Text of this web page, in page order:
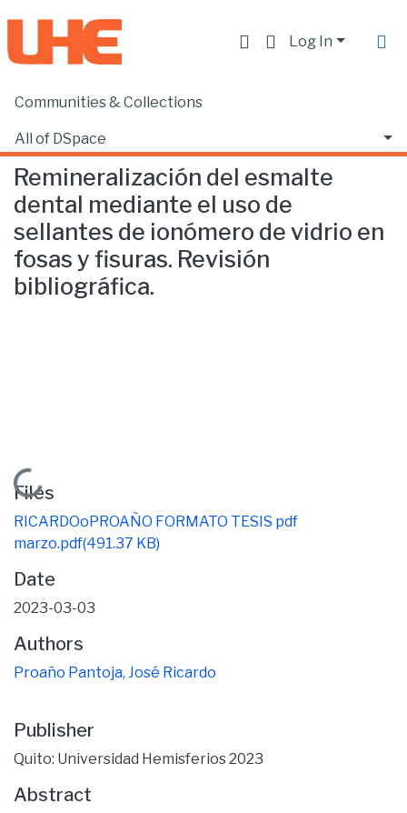
Log In
Communities & Collections
All of DSpace
Statistics
Home
Remineralización del esmalte
dental mediante el uso de
sellantes de ionómero de vidrio en
fosas y fisuras. Revisión
bibliográfica.
Loading...
Files
RICARDOoPROAÑO FORMATO TESIS pdf
marzo.pdf(491.37 KB)
Date
2023-03-03
Authors
Proaño Pantoja, José Ricardo
Publisher
Quito: Universidad Hemisferios 2023
Abstract